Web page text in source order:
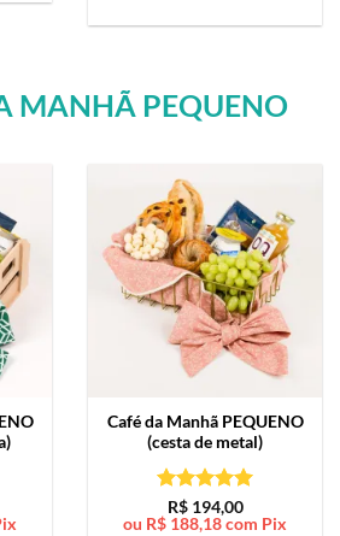
MANHÃ PEQUENO
Café da Manhã PEQUENO
(cesta de metal)
Avaliação5
de 5
R$194,00
ou R$ 188,18com Pix